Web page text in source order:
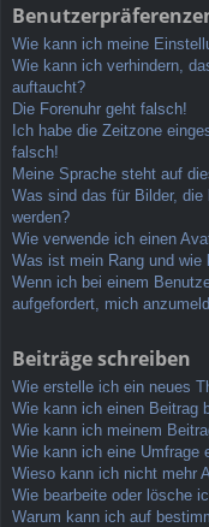
Wie kann ich meine
Wie kann ich verhindern,
auftaucht?
Die Forenuhr geht falsch!
Ich habe die Zeitzone
falsch!
Meine Sprache steht auf
Was sind das für Bilder,
werden?
Wie verwende ich einen
Was ist mein Rang und wie
Wenn ich bei einem
aufgefordert, mich
Beiträge schreiben
Wie erstelle ich ein neues
Wie kann ich einen Beitrag
Wie kann ich meinem
Wie kann ich eine Umfrage
Wieso kann ich nicht mehr
Wie bearbeite oder lösche
Warum kann ich auf